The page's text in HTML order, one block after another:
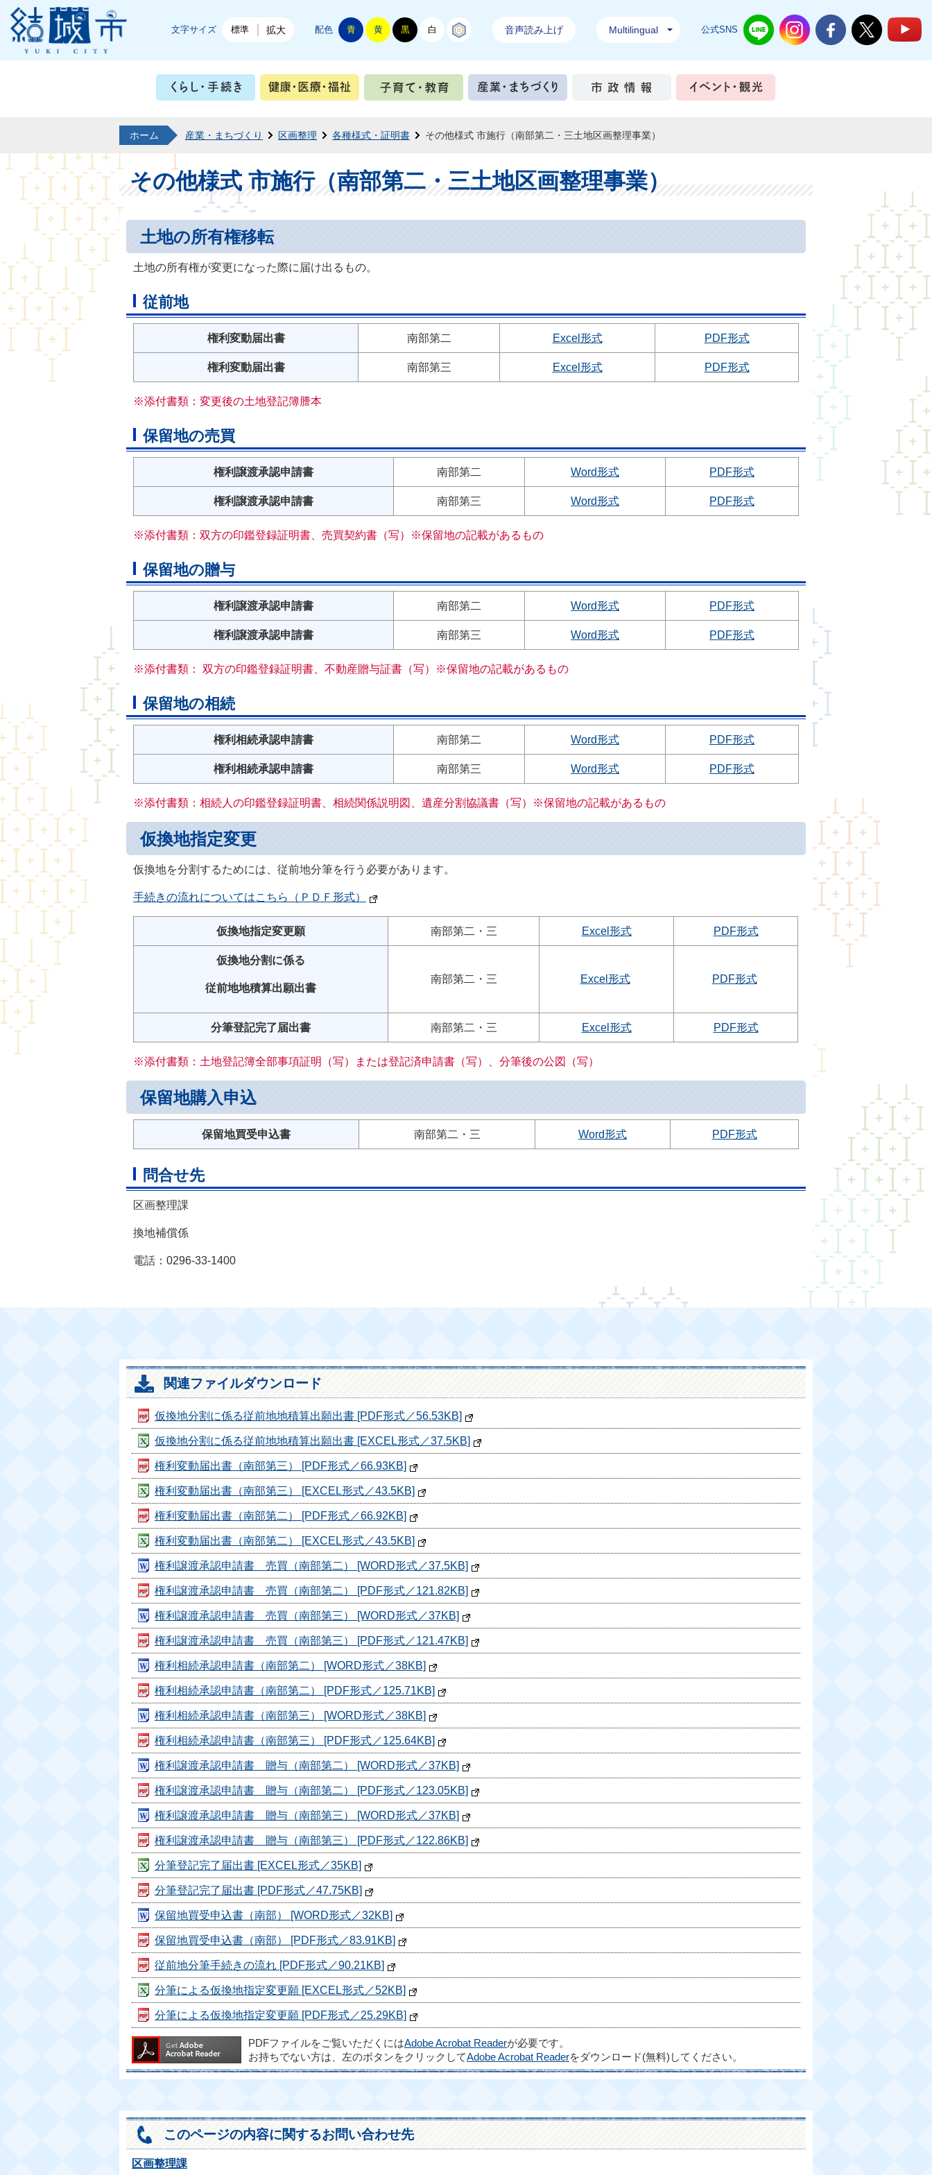
結城市公式ホームページ
文字サイズ 標準 拡大 配色 青 黄 黒 白 音声読み上げ Multilingual 公式SNS 結城市公式LINE結城市公式Instagram
結城市公式Facebook
結城市公式
くらし・手続き 健康・医療・福祉 子育て・教育 産業・まちづくり 市政情報
ホーム 産業・まちづくり 区画整理 各種様式・証明書 その他様式 市施行（南部第二・三土地区画整理事業）
その他様式 市施行（南部第二・三土地区画整理事業）
土地の所有権移転
土地の所有権が変更になった際に届け出るもの。
従前地
権利変動届出書 南部第二 Excel形式 PDF形式
権利変動届出書 南部第三 Excel形式 PDF形式
※添付書類：変更後の土地登記簿謄本
保留地の売買
権利譲渡承認申請書 南部第二 Word形式 PDF形式
権利譲渡承認申請書 南部第三 Word形式 PDF形式
※添付書類：双方の印鑑登録証明書、売買契約書（写）※保留地の記載があるもの
保留地の贈与
権利譲渡承認申請書 南部第二 Word形式 PDF形式
権利譲渡承認申請書 南部第三 Word形式 PDF形式
※添付書類： 双方の印鑑登録証明書、不動産贈与証書（写）※保留地の記載があるもの
保留地の相続
権利相続承認申請書 南部第二 Word形式 PDF形式
権利相続承認申請書 南部第三 Word形式 PDF形式
※添付書類：相続人の印鑑登録証明書、相続関係説明図、遺産分割協議書（写）※保留地の記載があるもの
仮換地指定変更
仮換地を分割するためには、従前地分筆を行う必要があります。
手続きの流れについてはこちら（ＰＤＦ形式）
仮換地指定変更願 南部第二・三 Excel形式 PDF形式
仮換地分割に係る
従前地地積算出願出書
南部第二・三 Excel形式 PDF形式
分筆登記完了届出書 南部第二・三 Excel形式 PDF形式
※添付書類：土地登記簿全部事項証明（写）または登記済申請書（写）、分筆後の公図（写）
保留地購入申込
保留地買受申込書 南部第二・三 Word形式 PDF形式
問合せ先
区画整理課
換地補償係
電話：0296-33-1400
関連ファイルダウンロード
仮換地分割に係る従前地地積算出願出書 [PDF形式／56.53KB]
仮換地分割に係る従前地地積算出願出書 [EXCEL形式／37.5KB]
権利変動届出書（南部第三） [PDF形式／66.93KB]
権利変動届出書（南部第三） [EXCEL形式／43.5KB]
権利変動届出書（南部第二） [PDF形式／66.92KB]
権利変動届出書（南部第二） [EXCEL形式／43.5KB]
権利譲渡承認申請書 売買（南部第二） [WORD形式／37.5KB]
権利譲渡承認申請書 売買（南部第二） [PDF形式／121.82KB]
権利譲渡承認申請書 売買（南部第三） [WORD形式／37KB]
権利譲渡承認申請書 売買（南部第三） [PDF形式／121.47KB]
権利相続承認申請書（南部第二） [WORD形式／38KB]
権利相続承認申請書（南部第二） [PDF形式／125.71KB]
権利相続承認申請書（南部第三） [WORD形式／38KB]
権利相続承認申請書（南部第三） [PDF形式／125.64KB]
権利譲渡承認申請書 贈与（南部第二） [WORD形式／37KB]
権利譲渡承認申請書 贈与（南部第二） [PDF形式／123.05KB]
権利譲渡承認申請書 贈与（南部第三） [WORD形式／37KB]
権利譲渡承認申請書 贈与（南部第三） [PDF形式／122.86KB]
分筆登記完了届出書 [EXCEL形式／35KB]
分筆登記完了届出書 [PDF形式／47.75KB]
保留地買受申込書（南部） [WORD形式／32KB]
保留地買受申込書（南部） [PDF形式／83.91KB]
従前地分筆手続きの流れ [PDF形式／90.21KB]
分筆による仮換地指定変更願 [EXCEL形式／52KB]
分筆による仮換地指定変更願 [PDF形式／25.29KB]
PDFファイルをご覧いただくにはAdobe Acrobat Readerが必要です。
お持ちでない方は、左のボタンをクリックしてAdobe Acrobat Readerをダウンロード(無料)してください。
このページの内容に関するお問い合わせ先
区画整理課